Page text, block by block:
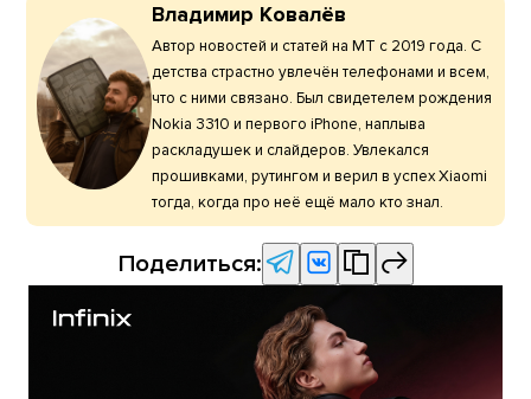
Владимир Ковалёв
Автор новостей и статей на МТ с 2019 года. С
детства страстно увлечён телефонами и всем,
что с ними связано. Был свидетелем рождения
Nokia 3310 и первого iPhone, наплыва
раскладушек и слайдеров. Увлекался
прошивками, рутингом и верил в успех Xiaomi
тогда, когда про неё ещё мало кто знал.
Поделиться: